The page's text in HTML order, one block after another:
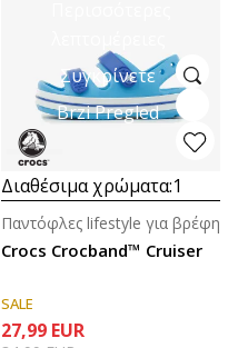
Συγκρίνετε
Brzi Pregled
Διαθέσιμα χρώματα:1
Crocs Crocband™ Cruiser
Παντόφλες lifestyle για βρέφη
SALE
27,99 EUR